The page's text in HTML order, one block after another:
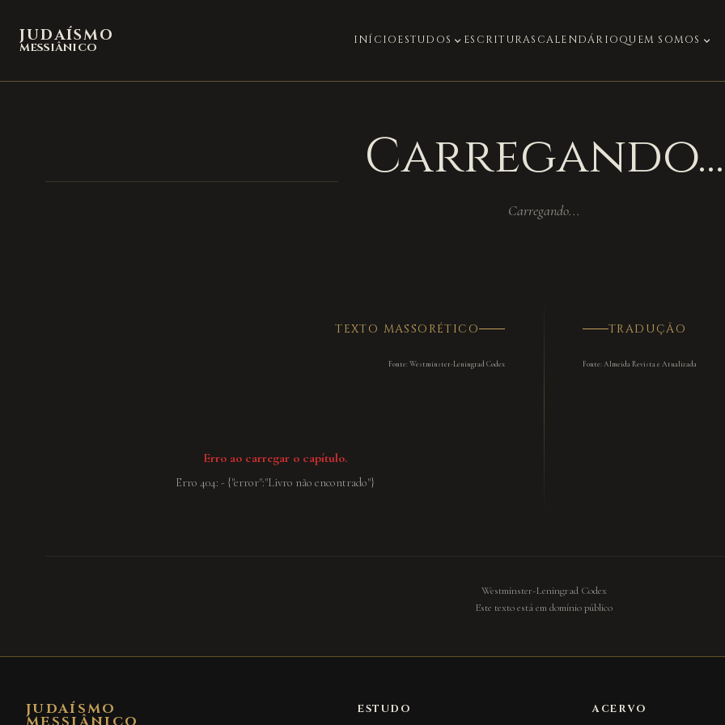
JUDAÍSMO
MESSIÂNICO INÍCIOESTUDOS expand_more ESCRITURAS CALENDÁRIOQUEM SOMOS expand_more
Carregando...
Carregando...
TEXTO MASSORÉTICO
Fonte: Westminster-Leningrad Codex
TRADUÇÃO
Fonte: Almeida Revista e Atualizada
Erro ao carregar o capítulo.
Erro 404: - {"error":"Livro não encontrado"}
Westminster-Leningrad Codex
Este texto está em domínio público
JUDAÍSMO ESTUDO ACERVO